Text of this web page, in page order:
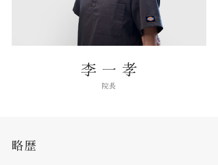
048-521-0001
9:00-13:00／14:30-18:30
李 一 孝
院長
略歴